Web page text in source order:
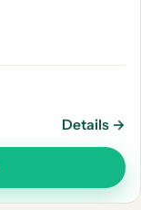
Details →